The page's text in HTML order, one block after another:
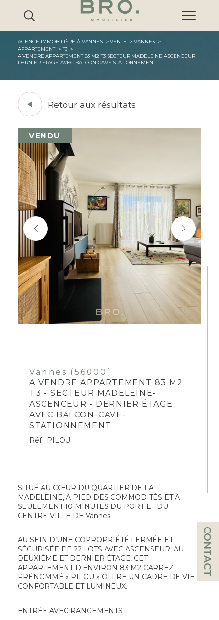
CONTACT
AGENCE IMMOBILIÈRE À VANNES VENTE
VANNES
APPARTEMENT
T3
A VENDRE APPARTEMENT 83 M2 T3 SECTEUR MADELEINE ASCENCEUR
DERNIER ETAGE AVEC BALCON CAVE STATIONNEMENT
Retour aux résultats
VENDU
Vannes (56000)
A VENDRE APPARTEMENT 83 M2
T3 - SECTEUR MADELEINE-
ASCENCEUR - DERNIER ÉTAGE
AVEC BALCON-CAVE-
STATIONNEMENT
Réf : PILOU
SITUÉ AU CŒUR DU QUARTIER DE LA
MADELEINE, À PIED DES COMMODITÉS ET À
SEULEMENT 10 MINUTES DU PORT ET DU
CENTRE-VILLE DE Vannes.
AU SEIN D’UNE COPROPRIÉTÉ FERMÉE ET
SÉCURISÉE DE 22 LOTS AVEC ASCENSEUR, AU
DEUXIÈME ET DERNIER ÉTAGE, CET
APPARTEMENT D'ENVIRON 83 M2 CARREZ
PRÉNOMMÉ « PILOU » OFFRE UN CADRE DE VIE
CONFORTABLE ET LUMINEUX.
ENTRÉE AVEC RANGEMENTS